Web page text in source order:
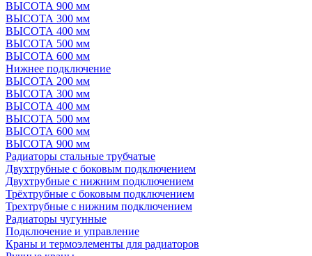
ВЫСОТА 900 мм
ВЫСОТА 300 мм
ВЫСОТА 400 мм
ВЫСОТА 500 мм
ВЫСОТА 600 мм
Нижнее подключение
ВЫСОТА 200 мм
ВЫСОТА 300 мм
ВЫСОТА 400 мм
ВЫСОТА 500 мм
ВЫСОТА 600 мм
ВЫСОТА 900 мм
Радиаторы стальные трубчатые
Двухтрубные с боковым подключением
Двухтрубные с нижним подключением
Трёхтрубные с боковым подключением
Трехтрубные с нижним подключением
Радиаторы чугунные
Подключение и управление
Краны и термоэлементы для радиаторов